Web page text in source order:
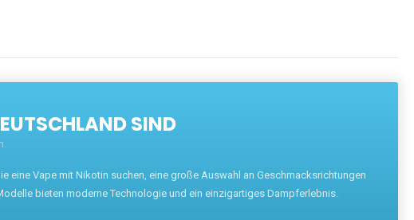
SIND
eine Vape mit Nikotin suchen, eine große Auswahl an Geschmacksrichtungen
bieten moderne Technologie und ein einzigartiges Dampferlebnis.